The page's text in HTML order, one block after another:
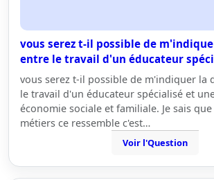
vous serez t-il possible de
entre le travail d'un éducateur
vous serez t-il possible de m'indiquer la
le travail d'un éducateur spécialisé et
économie sociale et familiale. Je sais
métiers ce ressemble c'est…
Voir l'Question